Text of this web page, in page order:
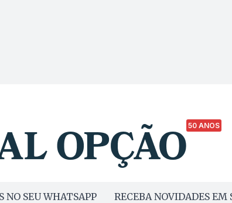
50 ANOS
NO SEU WHATSAPP RECEBA NOVIDADES EM